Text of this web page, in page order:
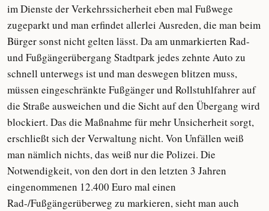
im Dienste der Verkehrssicherheit eben mal Fußwege
zugeparkt und man erfindet allerlei Ausreden, die man beim
Bürger sonst nicht gelten lässt. Da am unmarkierten Rad-
und Fußgängerübergang Stadtpark jedes zehnte Auto zu
schnell unterwegs ist und man deswegen blitzen muss,
müssen eingeschränkte Fußgänger und Rollstuhlfahrer auf
die Straße ausweichen und die Sicht auf den Übergang wird
blockiert. Das die Maßnahme für mehr Unsicherheit sorgt,
erschließt sich der Verwaltung nicht. Von Unfällen weiß
man nämlich nichts, das weiß nur die Polizei. Die
Notwendigkeit, von den dort in den letzten 3 Jahren
eingenommenen 12.400 Euro mal einen
Rad-/Fußgängerüberweg zu markieren, sieht man auch